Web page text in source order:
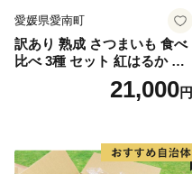
愛媛県愛南町
訳あり 熟成 さつまいも 食べ
比べ 3種 セット 紅はるか 安
納芋 シルクスイート 合計 15
kg サイズ混合 サツマイモ 焼
芋 ほしいも スイートポテト
いも天 サイズミックス 甘い
21,000円